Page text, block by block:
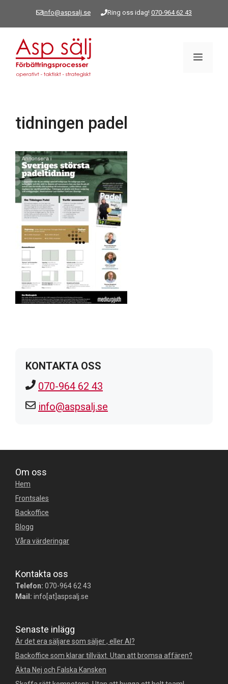
info@aspsalj.se Ring oss idag! 070-964 62 43
Meny
tidningen padel
KONTAKTA OSS
070-964 62 43
info@aspsalj.se
Om oss
Hem
Frontsales
Backoffice
Blogg
Våra värderingar
Kontakta oss
Telefon: 070-964 62 43
Mail: info[at]aspsalj.se
Senaste inlägg
Är det era säljare som säljer , eller AI?
Backoffice som klarar tillväxt. Utan att bromsa affären?
Äkta Nej och Falska Kansken